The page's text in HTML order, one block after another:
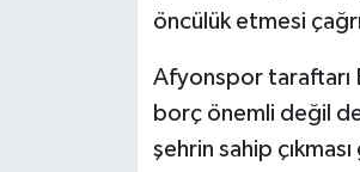
öncülük etmesi
Afyonspor taraftarı
borç önemli değil
şehrin sahip